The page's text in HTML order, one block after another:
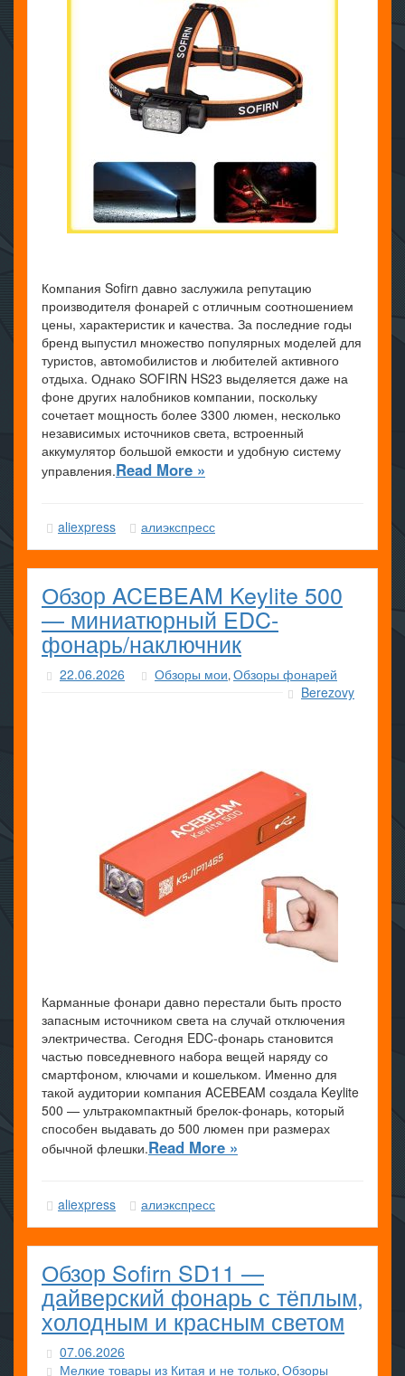
Компания Sofirn давно заслужила репутацию
производителя фонарей с отличным соотношением
цены, характеристик и качества. За последние годы
бренд выпустил множество популярных моделей для
туристов, автомобилистов и любителей активного
отдыха. Однако SOFIRN HS23 выделяется даже на
фоне других налобников компании, поскольку
сочетает мощность более 3300 люмен, несколько
независимых источников света, встроенный
аккумулятор большой емкости и удобную систему
управления.Read More »
aliexpress алиэкспресс
Обзор ACEBEAM Keylite 500
— миниатюрный EDC-
фонарь/наключник
22.06.2026 Обзоры мои, Обзоры фонарей
Berezovy
Карманные фонари давно перестали быть просто
запасным источником света на случай отключения
электричества. Сегодня EDC-фонарь становится
частью повседневного набора вещей наряду со
смартфоном, ключами и кошельком. Именно для
такой аудитории компания ACEBEAM создала Keylite
500 — ультракомпактный брелок-фонарь, который
способен выдавать до 500 люмен при размерах
обычной флешки.Read More »
aliexpress алиэкспресс
Обзор Sofirn SD11 —
дайверский фонарь с тёплым,
холодным и красным светом
07.06.2026
Мелкие товары из Китая и не только, Обзоры